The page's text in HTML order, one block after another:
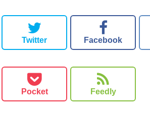
Twitter Facebook
Pocket Feedly